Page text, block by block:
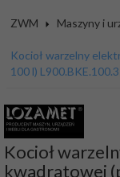
ZWM Maszyny i
Kocioł warzelny
100 l)
Kocioł
kwadratowej